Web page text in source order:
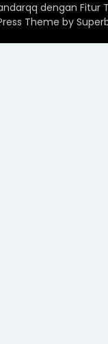
dengan Fitur
Theme by